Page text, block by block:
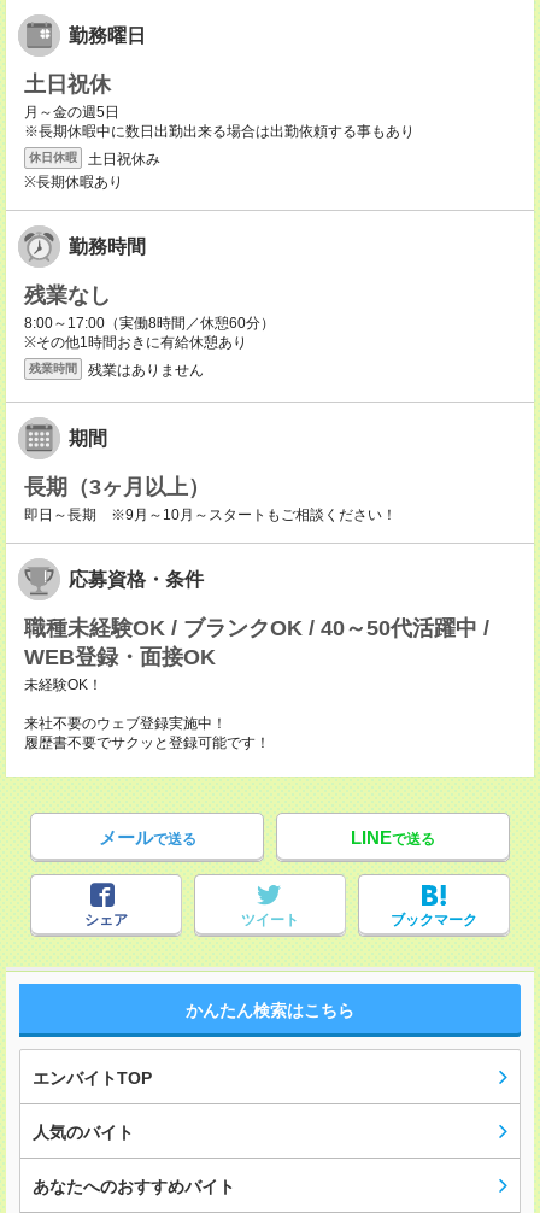
勤務曜日
土日祝休
月～金の週5日
※長期休暇中に数日出勤出来る場合は出勤依頼する事もあり
休日休暇
土日祝休み
※長期休暇あり
勤務時間
残業なし
8:00～17:00（実働8時間／休憩60分）
※その他1時間おきに有給休憩あり
残業時間 残業はありません
期間
長期（3ヶ月以上）
即日～長期 ※9月～10月～スタートもご相談ください！
応募資格・条件
職種未経験OK / ブランクOK / 40～50代活躍中 /
WEB登録・面接OK
未経験OK！
来社不要のウェブ登録実施中！
履歴書不要でサクッと登録可能です！
メールで送る LINEで送る
シェア ツイート ブックマーク
かんたん検索はこちら
エンバイトTOP
人気のバイト
あなたへのおすすめバイト